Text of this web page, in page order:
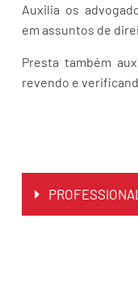
POLÍTICA
TERMOS
Auxilia os
em assuntos de
Presta também
revendo e